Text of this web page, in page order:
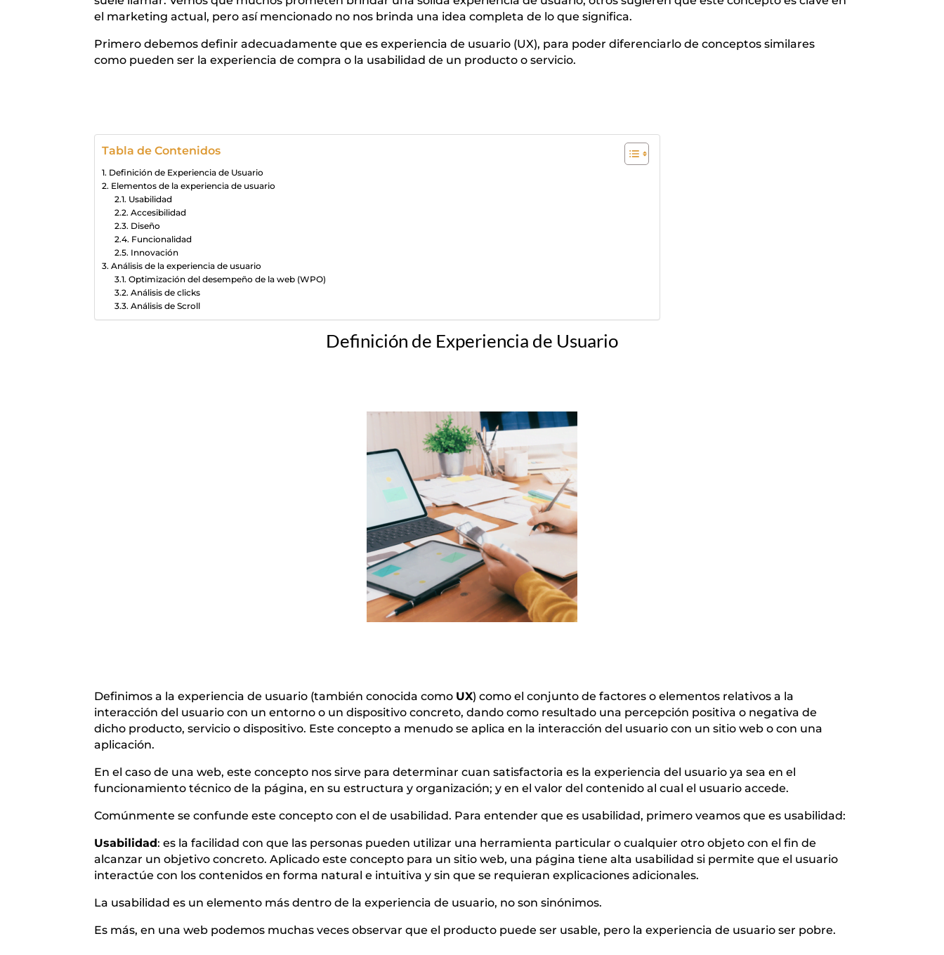
el marketing actual, pero así mencionado no nos brinda una idea completa de lo que significa.
Primero debemos definir adecuadamente que es experiencia de usuario (UX), para poder diferenciarlo de conceptos similares
como pueden ser la experiencia de compra o la usabilidad de un producto o servicio.
Tabla de Contenidos
Definición de Experiencia de Usuario
Elementos de la experiencia de usuario
Usabilidad
Accesibilidad
Diseño
Funcionalidad
Innovación
Análisis de la experiencia de usuario
Optimización del desempeño de la web (WPO)
Análisis de clicks
Análisis de Scroll
Definición de Experiencia de Usuario
Definimos a la experiencia de usuario (también conocida como UX) como el conjunto de factores o elementos relativos a la
interacción del usuario con un entorno o un dispositivo concreto, dando como resultado una percepción positiva o negativa de
dicho producto, servicio o dispositivo. Este concepto a menudo se aplica en la interacción del usuario con un sitio web o con una
aplicación.
En el caso de una web, este concepto nos sirve para determinar cuan satisfactoria es la experiencia del usuario ya sea en el
funcionamiento técnico de la página, en su estructura y organización; y en el valor del contenido al cual el usuario accede.
Comúnmente se confunde este concepto con el de usabilidad. Para entender que es usabilidad, primero veamos que es usabilidad:
Usabilidad: es la facilidad con que las personas pueden utilizar una herramienta particular o cualquier otro objeto con el fin de
alcanzar un objetivo concreto. Aplicado este concepto para un sitio web, una página tiene alta usabilidad si permite que el usuario
interactúe con los contenidos en forma natural e intuitiva y sin que se requieran explicaciones adicionales.
La usabilidad es un elemento más dentro de la experiencia de usuario, no son sinónimos.
Es más, en una web podemos muchas veces observar que el producto puede ser usable, pero la experiencia de usuario ser pobre.